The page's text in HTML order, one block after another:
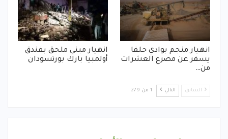
انهيار منجم بوادي حلفا
يسفر عن مصرع العشرات
من…
انهيار مبني ملحق بفندق
أولمبيا بارك بورتسودان
السابق التالي 1 من 279